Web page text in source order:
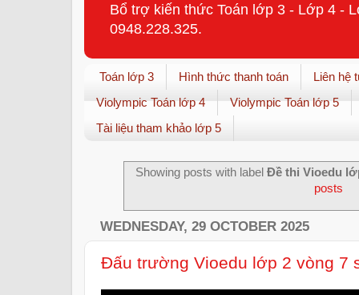
Bổ trợ kiến thức Toán lớp 3 - Lớp 4 -
0948.228.325.
Toán lớp 3 Hình thức thanh toán
Liên hệ
Violympic Toán lớp 4
Violympic Toán lớp 5
Tài liệu tham khảo lớp 5
Showing posts with labelĐề thi Vioedu
posts
WEDNESDAY, 29 OCTOBER 2025
Đấu trường Vioedu lớp 2 vòng 7